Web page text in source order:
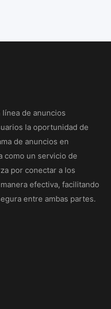
línea de anuncios
la oportunidad de
de anuncios en
como un servicio de
por conectar a los
efectiva, facilitando
entre ambas partes.